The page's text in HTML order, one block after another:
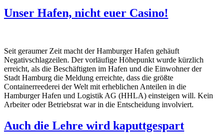
Unser Hafen, nicht euer Casino!
Seit geraumer Zeit macht der Hamburger Hafen gehäuft
Negativschlagzeilen. Der vorläufige Höhepunkt wurde kürzlich
erreicht, als die Beschäftigten im Hafen und die Einwohner der
Stadt Hamburg die Meldung erreichte, dass die größte
Containerreederei der Welt mit erheblichen Anteilen in die
Hamburger Hafen und Logistik AG (HHLA) einsteigen will. Kein
Arbeiter oder Betriebsrat war in die Entscheidung involviert.
Auch die Lehre wird kaputtgespart